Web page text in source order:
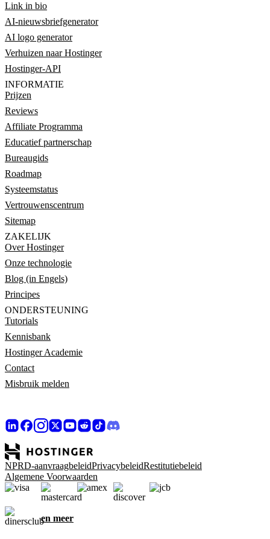
Link in bio
AI-nieuwsbriefgenerator
AI logo generator
Verhuizen naar Hostinger
Hostinger-API
INFORMATIE
Prijzen
Reviews
Affiliate Programma
Educatief partnerschap
Bureaugids
Roadmap
Systeemstatus
Vertrouwenscentrum
Sitemap
ZAKELIJK
Over Hostinger
Onze technologie
Blog (in Engels)
Principes
ONDERSTEUNING
Tutorials
Kennisbank
Hostinger Academie
Contact
Misbruik melden
NPRD-aanvraagbeleidPrivacybeleidRestitutiebeleid
Algemene Voorwaarden
en meer